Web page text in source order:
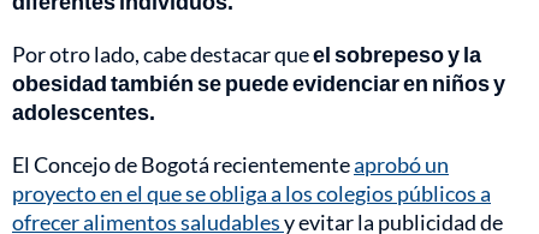
Por otro lado, cabe destacar queel sobrepeso y la
obesidad también se puede evidenciar en niños y
adolescentes.
El Concejo de Bogotá recientementeaprobó un
proyecto en el que se obliga a los colegios públicos a
ofrecer alimentos saludablesy evitar la publicidad de